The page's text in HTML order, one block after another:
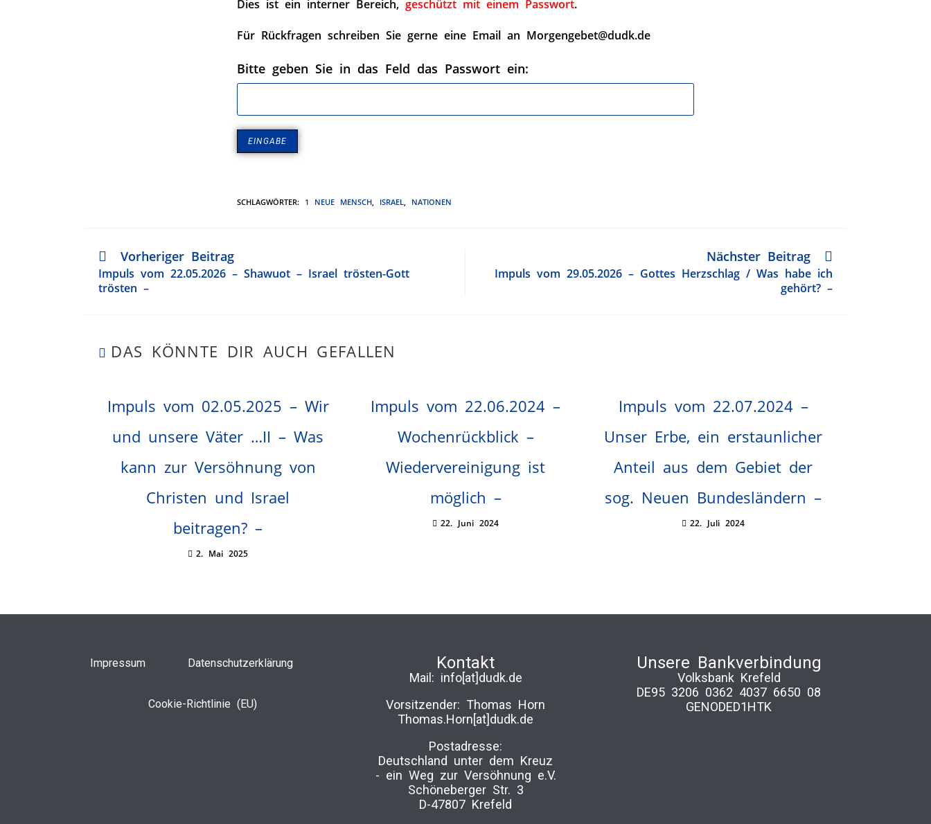
Dies ist ein interner Bereich, geschützt mit einem Passwort.
Für Rückfragen schreiben Sie gerne eine Email an Morgengebet@dudk.de
Bitte geben Sie in das Feld das Passwort ein:
SCHLAGWÖRTER: 1 NEUE MENSCH, ISRAEL, NATIONEN
Vorheriger Beitrag
Impuls vom 22.05.2026 – Shawuot – Israel trösten-Gott
trösten –
Nächster Beitrag
Impuls vom 29.05.2026 – Gottes Herzschlag / Was habe ich
gehört? –
DAS KÖNNTE DIR AUCH GEFALLEN
Impuls vom 02.05.2025 – Wir
und unsere Väter …II – Was
kann zur Versöhnung von
Christen und Israel
beitragen? –
2. Mai 2025
Impuls vom 22.06.2024 –
Wochenrückblick –
Wiedervereinigung ist
möglich –
22. Juni 2024
Impuls vom 22.07.2024 –
Unser Erbe, ein erstaunlicher
Anteil aus dem Gebiet der
sog. Neuen Bundesländern –
22. Juli 2024
Impressum Datenschutzerklärung
Cookie-Richtlinie (EU)
Kontakt
Mail: info[at]dudk.de
Vorsitzender: Thomas Horn
Thomas.Horn[at]dudk.de
Postadresse:
Deutschland unter dem Kreuz
-­ ein Weg zur Versöhnung e.V.
Schöneberger Str. 3
D-47807 Krefeld
Unsere Bankverbindung
Volksbank Krefeld
DE95 3206 0362 4037 6650 08
GENODED1HTK